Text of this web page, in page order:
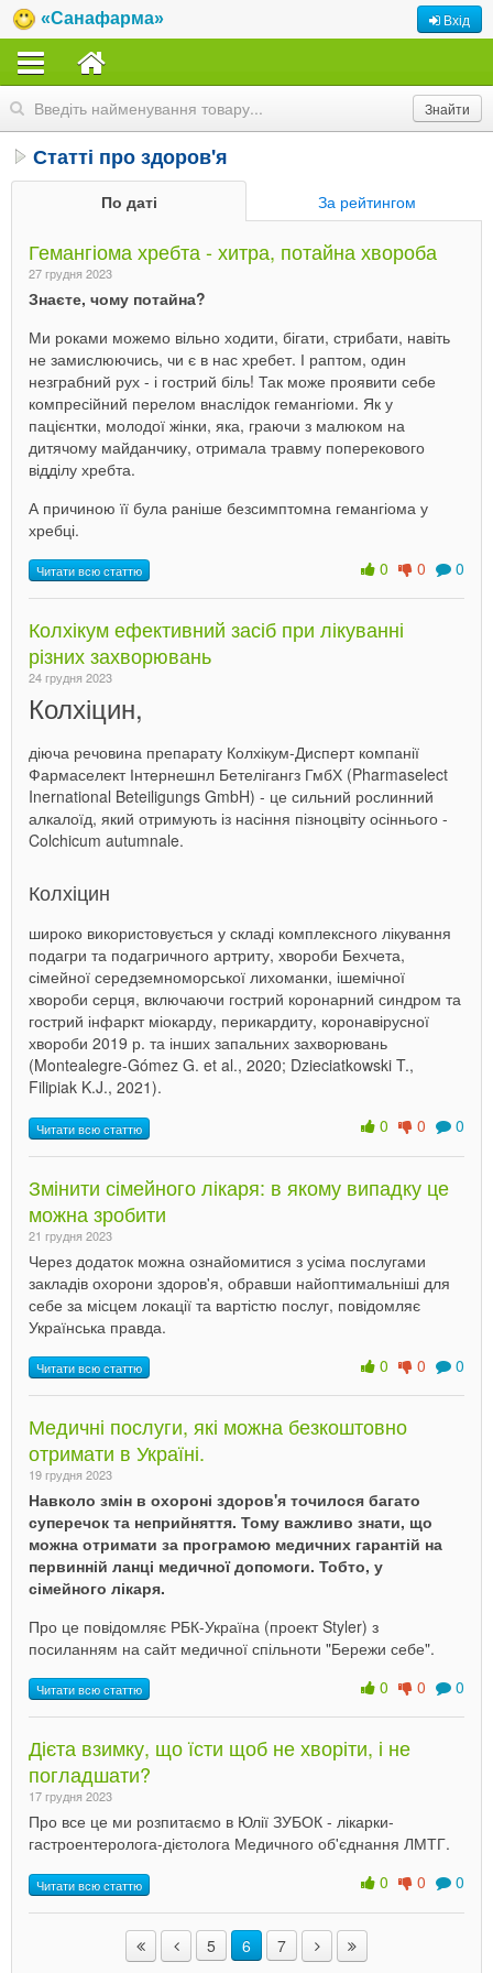
«Санафарма» Вхід
Статті про здоров'я
По даті За рейтингом
Гемангіома хребта - хитра, потайна хвороба
27 грудня 2023
Знаєте, чому потайна?
Ми роками можемо вільно ходити, бігати, стрибати, навіть
не замислюючись, чи є в нас хребет. І раптом, один
незграбний рух - і гострий біль! Так може проявити себе
компресійний перелом внаслідок гемангіоми. Як у
пацієнтки, молодої жінки, яка, граючи з малюком на
дитячому майданчику, отримала травму поперекового
відділу хребта.
А причиною її була раніше безсимптомна гемангіома у
хребці.
Читати всю статтю 0 0 0
Колхікум ефективний засіб при лікуванні
різних захворювань
24 грудня 2023
Колхіцин,
діюча речовина препарату Колхікум-Дисперт компанії
Фармаселект Інтернешнл Бетелігангз ГмбХ (Pharmaselect
Inernational Beteiligungs GmbH) - це сильний рослинний
алкалоїд, який отримують із насіння пізноцвіту осіннього -
Colchicum autumnale.
Колхіцин
широко використовується у складі комплексного лікування
подагри та подагричного артриту, хвороби Бехчета,
сімейної середземноморської лихоманки, ішемічної
хвороби серця, включаючи гострий коронарний синдром та
гострий інфаркт міокарду, перикардиту, коронавірусної
хвороби 2019 р. та інших запальних захворювань
(Montealegre-Gómez G. et al., 2020; Dzieciatkowski T.,
Filipiak K.J., 2021).
Читати всю статтю 0 0 0
Змінити сімейного лікаря: в якому випадку це
можна зробити
21 грудня 2023
Через додаток можна ознайомитися з усіма послугами
закладів охорони здоров'я, обравши найоптимальніші для
себе за місцем локації та вартістю послуг, повідомляє
Українська правда.
Читати всю статтю 0 0 0
Медичні послуги, які можна безкоштовно
отримати в Україні.
19 грудня 2023
Навколо змін в охороні здоров'я точилося багато
суперечок та неприйняття. Тому важливо знати, що
можна отримати за програмою медичних гарантій на
первинній ланці медичної допомоги. Тобто, у
сімейного лікаря.
Про це повідомляє РБК-Україна (проект Styler) з
посиланням на сайт медичної спільноти "Бережи себе".
Читати всю статтю 0 0 0
Дієта взимку, що їсти щоб не хворіти, і не
погладшати?
17 грудня 2023
Про все це ми розпитаємо в Юлії ЗУБОК - лікарки-
гастроентеролога-дієтолога Медичного об'єднання ЛМТГ.
Читати всю статтю 0 0 0
5 6 7